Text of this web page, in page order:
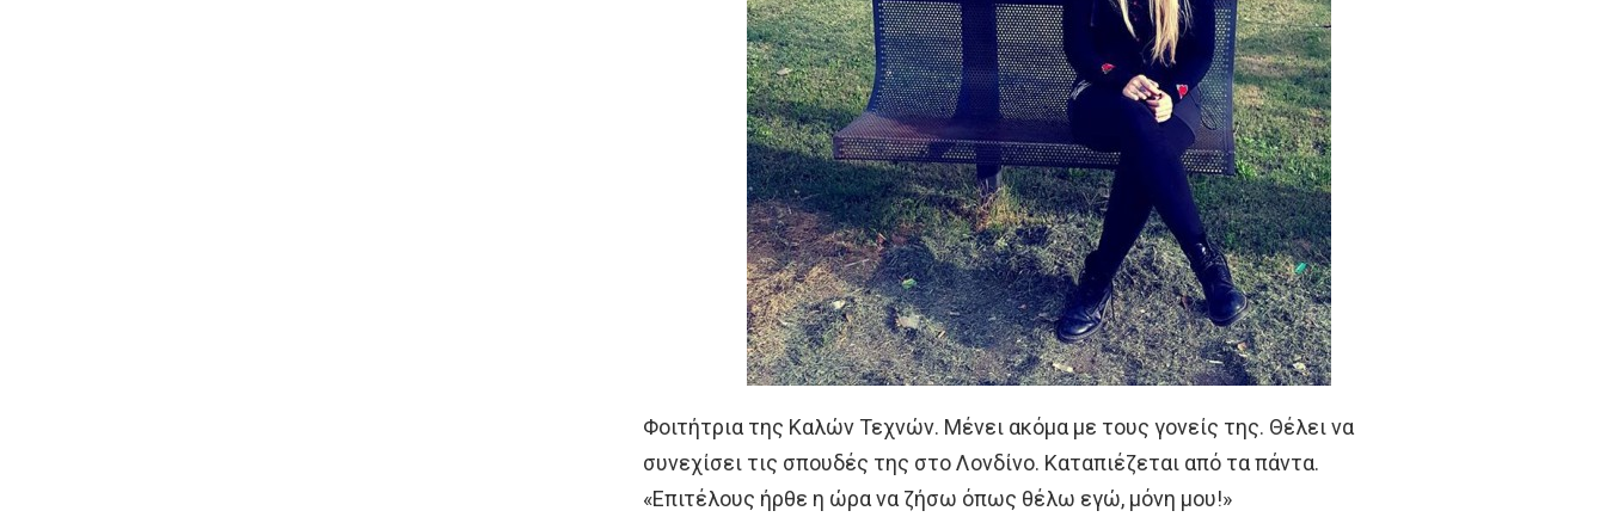
Φοιτήτρια της Καλών Τεχνών. Μένει ακόμα με τους γονείς της. Θέλει να
συνεχίσει τις σπουδές της στο Λονδίνο. Καταπιέζεται από τα πάντα.
«Επιτέλους ήρθε η ώρα να ζήσω όπως θέλω εγώ, μόνη μου!»